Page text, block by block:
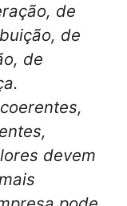
de
de
de
devem